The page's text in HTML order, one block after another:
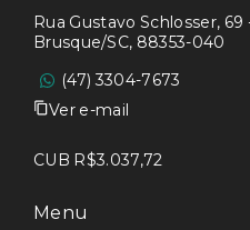
Rua Gustavo Schlosser, 69
Brusque/SC, 88353-040
(47) 3304-7673
Ver e-mail
CUB R$3.037,72
Menu